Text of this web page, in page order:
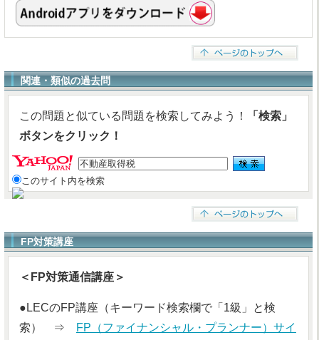
関連・類似の過去問
この問題と似ている問題を検索してみよう！
「検索」
ボタンをクリック！
このサイト内を検索
FP対策講座
＜FP対策通信講座＞
●LECのFP講座（キーワード検索欄で「1級」と検
索） ⇒
FP（ファイナンシャル・プランナー）サイ